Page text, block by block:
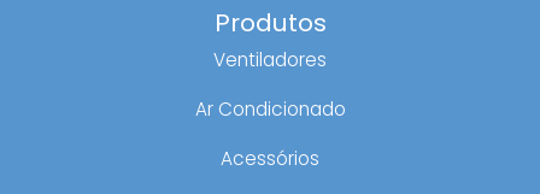
Produtos
Ventiladores
Ar Condicionado
Acessórios